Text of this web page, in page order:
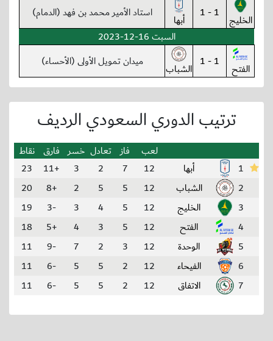
الخليج 1 - 1 أبها
استاد الأمير محمد بن فهد (الدمام)
السبت 16-12-2023
الفتح 1 - 1 الشباب ميدان تمويل الأولى (الأحساء)
ترتيب الدوري السعودي الرديف
لعب فاز تعادل خسر فارق نقاط
1
أبها 12
7
2
3
+11
23
2
الشباب 12
5
5
2
+8
20
3
الخليج 12
5
4
3
-3
19
4
الفتح 12
5
3
4
+5
18
5
الوحدة 12
3
2
7
-9
11
6
الفيحاء 12
2
5
5
-6
11
7
الاتفاق 12
2
5
5
-6
11